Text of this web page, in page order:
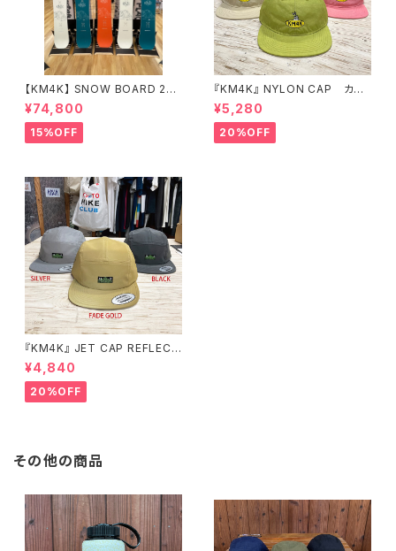
【KM4K】 SNOW BOARD 25/
26 "PARADICE STICK" パラ
ダイススティック
¥74,800
15%OFF
『KM4K』 NYLON CAP カモ
シカ ナイロンキャップ
¥5,280
20%OFF
『KM4K』 JET CAP REFLECT
OR カモシカ ジェットキャップ
リフレクター
¥4,840
20%OFF
その他の商品